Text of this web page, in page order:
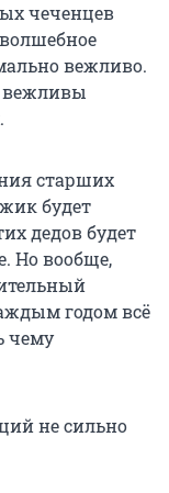
чеченцев
вежливо.
вежливы
старших
будет
дедов будет
Но вообще,
годом всё
чему
не сильно